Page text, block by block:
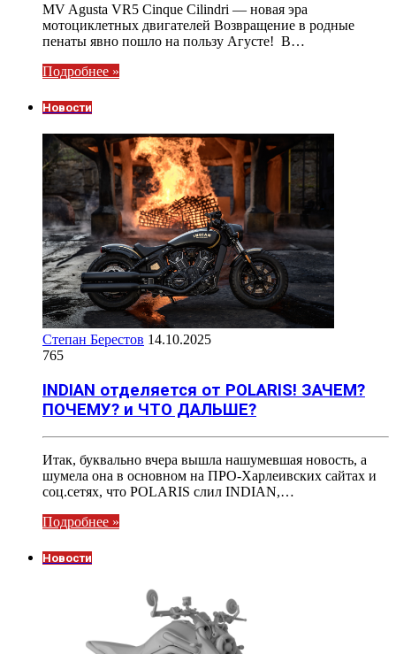
MV Agusta VR5 Cinque Cilindri — новая эра
мотоциклетных двигателей Возвращение в родные
пенаты явно пошло на пользу Агусте! В…
Подробнее »
Новости
Степан Берестов 14.10.2025
765
INDIAN отделяется от POLARIS! ЗАЧЕМ?
ПОЧЕМУ? и ЧТО ДАЛЬШЕ?
Итак, буквально вчера вышла нашумевшая новость, а
шумела она в основном на ПРО-Харлеивских сайтах и
соц.сетях, что POLARIS слил INDIAN,…
Подробнее »
Новости